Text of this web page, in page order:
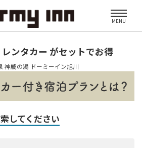
MENU
レンタカー がセットでお得
神威の湯 ドーミーイン旭川
してください